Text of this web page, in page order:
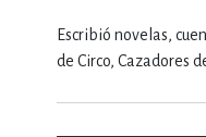
Escribió novelas,
de Circo, Cazadores